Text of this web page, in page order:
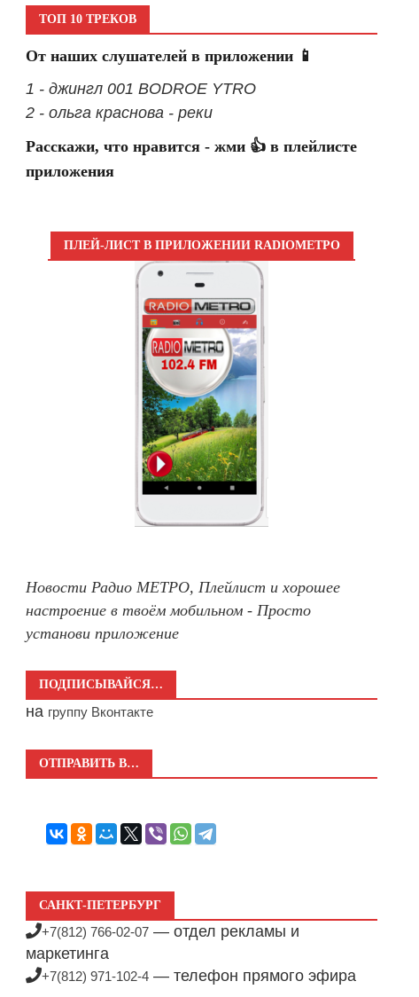
ТОП 10 ТРЕКОВ
От наших слушателей в приложении 📱
1 - джингл 001 BODROE YTRO
2 - ольга краснова - реки
Расскажи, что нравится - жми 👍 в плейлисте
приложения
ПЛЕЙ-ЛИСТ В ПРИЛОЖЕНИИ RADIOМЕТРО
Новости Радио МЕТРО, Плейлист и хорошее
настроение в твоём мобильном - Просто
установи приложение
ПОДПИСЫВАЙСЯ…
на группу Вконтакте
ОТПРАВИТЬ В…
САНКТ-ПЕТЕРБУРГ
+7(812) 766-02-07 — отдел рекламы и
маркетинга
+7(812) 971-102-4 — телефон прямого эфира